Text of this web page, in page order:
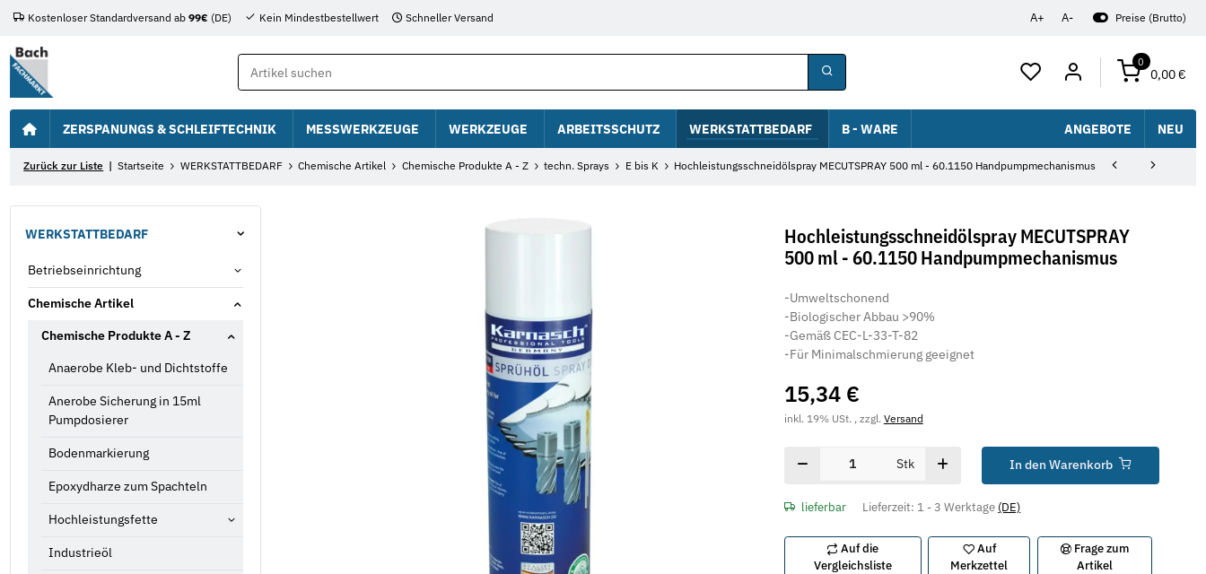
A+ A- Preise (Brutto)
Kostenloser Standardversand ab 99€ (DE) Kein Mindestbestellwert Schneller Versand
0
0,00 €
ZERSPANUNGS & SCHLEIFTECHNIK MESSWERKZEUGE WERKZEUGE ARBEITSSCHUTZ WERKSTATTBEDARF B - WARE ANGEBOTE NEU
Zurück zur Liste Startseite WERKSTATTBEDARF Chemische Artikel Chemische Produkte A - Z techn. Sprays E bis K Hochleistungsschneidölspray MECUTSPRAY 500 ml - 60.1150 Handpumpmechanismus
Hochleistungsschneidölspray MECUTSPRAY
500 ml - 60.1150 Handpumpmechanismus
-Umweltschonend
-Biologischer Abbau >90%
-Gemäß CEC-L-33-T-82
-Für Minimalschmierung geeignet
15,34 €
inkl. 19% USt. , zzgl.Versand
Stk In den Warenkorb
lieferbar Lieferzeit: 1 - 3 Werktage (DE)
Auf die
Vergleichsliste
Auf
Merkzettel
Frage zum
Artikel
WERKSTATTBEDARF
Betriebseinrichtung
Chemische Artikel
Chemische Produkte A - Z
Anaerobe Kleb- und Dichtstoffe
Anerobe Sicherung in 15ml
Pumpdosierer
Bodenmarkierung
Epoxydharze zum Spachteln
Hochleistungsfette
Industrieöl